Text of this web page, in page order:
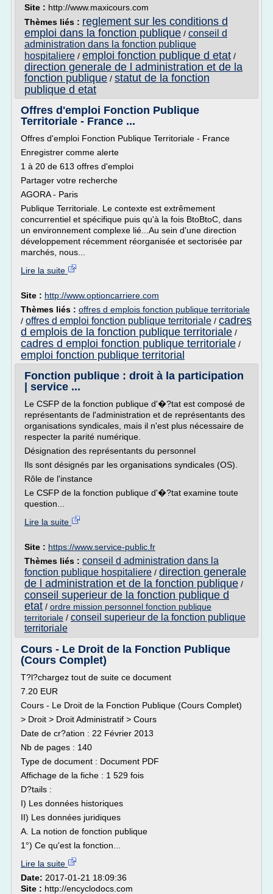
Site : http://www.maxicours.com
Thèmes liés : reglement sur les conditions d
emploi dans la fonction publique / conseil d
administration dans la fonction publique
hospitaliere / emploi fonction publique d etat /
direction generale de l administration et de la
fonction publique / statut de la fonction
publique d etat
Offres d'emploi Fonction Publique
Territoriale - France ...
Offres d'emploi Fonction Publique Territoriale - France
Enregistrer comme alerte
1 à 20 de 613 offres d'emploi
Partager votre recherche
AGORA - Paris
Publique Territoriale. Le contexte est extrêmement
concurrentiel et spécifique puis qu'à la fois BtoBtoC, dans
un environnement complexe lié...Au sein d'une direction
développement récemment réorganisée et sectorisée par
marchés, nous...
Lire la suite
Site : http://www.optioncarriere.com
Thèmes liés : offres d emplois fonction publique territoriale
/ offres d emploi fonction publique territoriale / cadres
d emplois de la fonction publique territoriale /
cadres d emploi fonction publique territoriale /
emploi fonction publique territorial
Fonction publique : droit à la participation
| service ...
Le CSFP de la fonction publique d'�?tat est composé de
représentants de l'administration et de représentants des
organisations syndicales, mais il n'est plus nécessaire de
respecter la parité numérique.
Désignation des représentants du personnel
Ils sont désignés par les organisations syndicales (OS).
Rôle de l'instance
Le CSFP de la fonction publique d'�?tat examine toute
question...
Lire la suite
Site : https://www.service-public.fr
Thèmes liés : conseil d administration dans la
fonction publique hospitaliere / direction generale
de l administration et de la fonction publique /
conseil superieur de la fonction publique d
etat / ordre mission personnel fonction publique
territoriale / conseil superieur de la fonction publique
territoriale
Cours - Le Droit de la Fonction Publique
(Cours Complet)
T?l?chargez tout de suite ce document
7.20 EUR
Cours - Le Droit de la Fonction Publique (Cours Complet)
> Droit > Droit Administratif > Cours
Date de cr?ation : 22 Février 2013
Nb de pages : 140
Type de document : Document PDF
Affichage de la fiche : 1 529 fois
D?tails :
I) Les données historiques
II) Les données juridiques
A. La notion de fonction publique
1°) Ce qu'est la fonction...
Lire la suite
Date: 2017-01-21 18:09:36
Site : http://encyclodocs.com